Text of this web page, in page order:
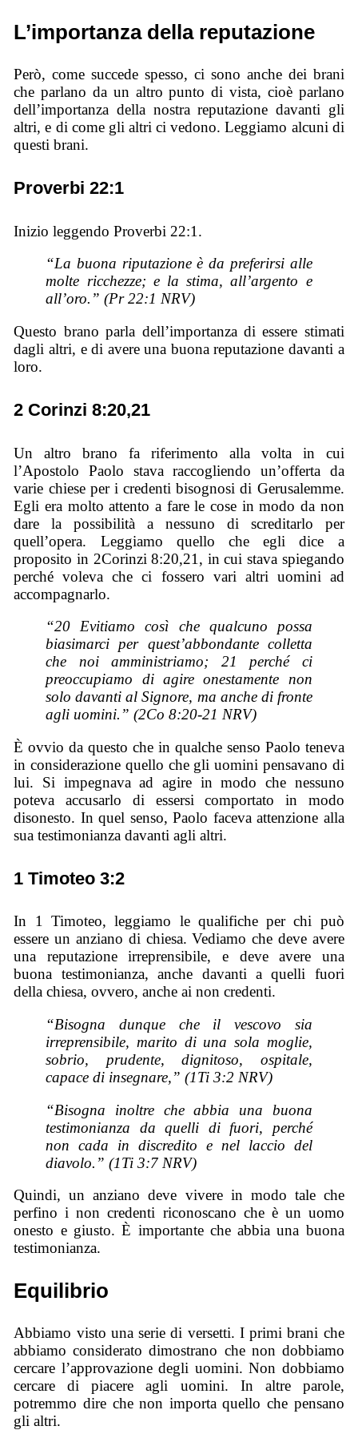
L’importanza della reputazione
Però, come succede spesso, ci sono anche dei brani
che parlano da un altro punto di vista, cioè parlano
dell’importanza della nostra reputazione davanti gli
altri, e di come gli altri ci vedono. Leggiamo alcuni di
questi brani.
Proverbi 22:1
Inizio leggendo Proverbi 22:1.
“La buona riputazione è da preferirsi alle
molte ricchezze; e la stima, all’argento e
all’oro.” (Pr 22:1 NRV)
Questo brano parla dell’importanza di essere stimati
dagli altri, e di avere una buona reputazione davanti a
loro.
2 Corinzi 8:20,21
Un altro brano fa riferimento alla volta in cui
l’Apostolo Paolo stava raccogliendo un’offerta da
varie chiese per i credenti bisognosi di Gerusalemme.
Egli era molto attento a fare le cose in modo da non
dare la possibilità a nessuno di screditarlo per
quell’opera. Leggiamo quello che egli dice a
proposito in 2Corinzi 8:20,21, in cui stava spiegando
perché voleva che ci fossero vari altri uomini ad
accompagnarlo.
“20 Evitiamo così che qualcuno possa
biasimarci per quest’abbondante colletta
che noi amministriamo; 21 perché ci
preoccupiamo di agire onestamente non
solo davanti al Signore, ma anche di fronte
agli uomini.” (2Co 8:20-21 NRV)
È ovvio da questo che in qualche senso Paolo teneva
in considerazione quello che gli uomini pensavano di
lui. Si impegnava ad agire in modo che nessuno
poteva accusarlo di essersi comportato in modo
disonesto. In quel senso, Paolo faceva attenzione alla
sua testimonianza davanti agli altri.
1 Timoteo 3:2
In 1 Timoteo, leggiamo le qualifiche per chi può
essere un anziano di chiesa. Vediamo che deve avere
una reputazione irreprensibile, e deve avere una
buona testimonianza, anche davanti a quelli fuori
della chiesa, ovvero, anche ai non credenti.
“Bisogna dunque che il vescovo sia
irreprensibile, marito di una sola moglie,
sobrio, prudente, dignitoso, ospitale,
capace di insegnare,” (1Ti 3:2 NRV)
“Bisogna inoltre che abbia una buona
testimonianza da quelli di fuori, perché
non cada in discredito e nel laccio del
diavolo.” (1Ti 3:7 NRV)
Quindi, un anziano deve vivere in modo tale che
perfino i non credenti riconoscano che è un uomo
onesto e giusto. È importante che abbia una buona
testimonianza.
Equilibrio
Abbiamo visto una serie di versetti. I primi brani che
abbiamo considerato dimostrano che non dobbiamo
cercare l’approvazione degli uomini. Non dobbiamo
cercare di piacere agli uomini. In altre parole,
potremmo dire che non importa quello che pensano
gli altri.